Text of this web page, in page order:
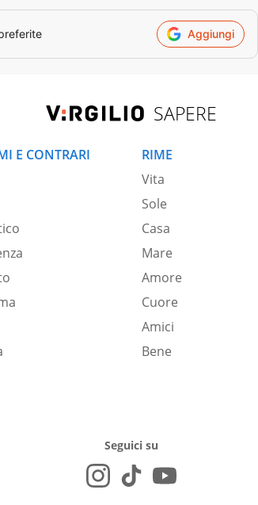
Aggiungi
SAPERE
E CONTRARI
RIME
Vita
Sole
Casa
Mare
Amore
Cuore
Amici
Bene
Seguici su